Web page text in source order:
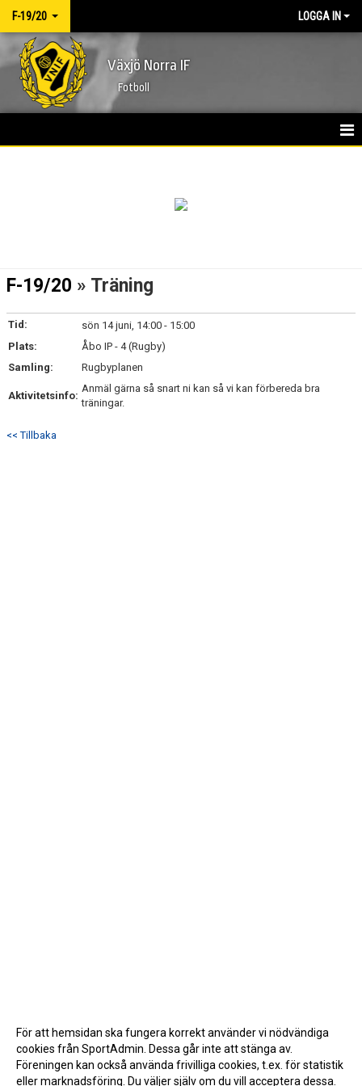
F-19/20 LOGGA IN
Växjö Norra IF
Fotboll
DOKUMENT
F-19/20 » Träning
Tid:
sön 14 juni, 14:00 - 15:00
Plats:
Åbo IP - 4 (Rugby)
Samling:
Rugbyplanen
Aktivitetsinfo:
Anmäl gärna så snart ni kan så vi kan förbereda bra
träningar.
<< Tillbaka
För att hemsidan ska fungera korrekt använder vi nödvändiga
cookies från SportAdmin. Dessa går inte att stänga av.
Föreningen kan också använda frivilliga cookies, t.ex. för statistik
eller marknadsföring. Du väljer själv om du vill acceptera dessa.